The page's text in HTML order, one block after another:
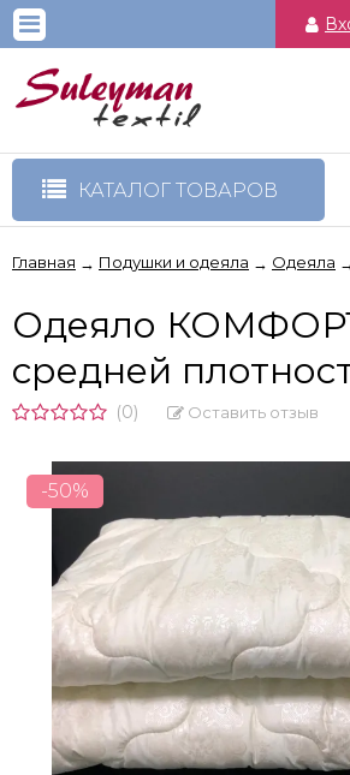
КАТАЛОГ ТОВАРОВ
Главная → Подушки и одеяла → Одеяла
Одеяло
средней
(0) Оставить отзыв
-50%